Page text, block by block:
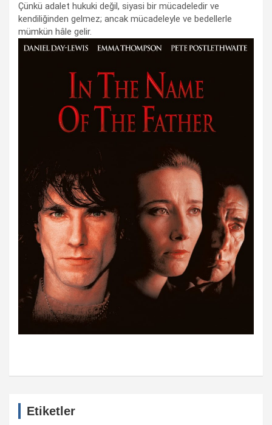
Çünkü adalet hukuki değil, siyasi bir mücadeledir ve
kendiliğinden gelmez; ancak mücadeleyle ve bedellerle
mümkün hâle gelir.
Etiketler